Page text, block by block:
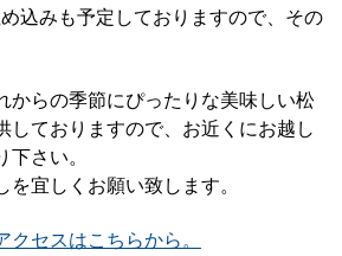
込みも予定しておりますので、その
からの季節にぴったりな美味しい松
しておりますので、お近くにお越し
さい。
宜しくお願い致します。
セスはこちらから。